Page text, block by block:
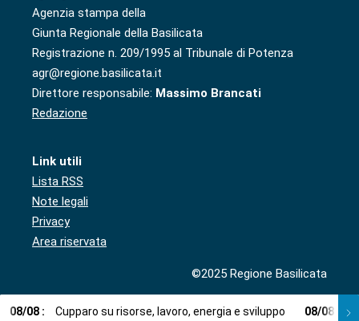
Agenzia stampa della
Giunta Regionale della Basilicata
Registrazione n. 209/1995 al Tribunale di Potenza
agr@regione.basilicata.it
Direttore responsabile: Massimo Brancati
Redazione
Link utili
Lista RSS
Note legali
Privacy
Area riservata
©2025 Regione Basilicata
08/08 : Cupparo su risorse, lavoro, energia e sviluppo 08/08